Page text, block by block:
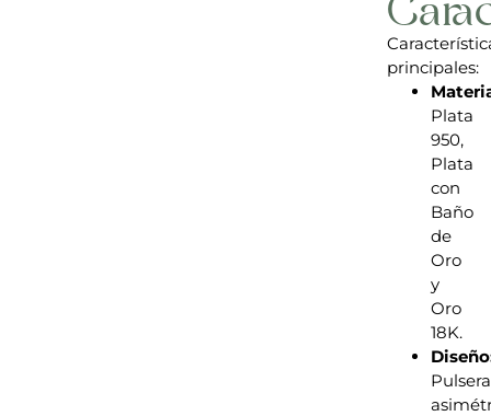
principales:
Plata
950,
Plata
con
Baño
de
Oro
y
Oro
18K.
Pulsera